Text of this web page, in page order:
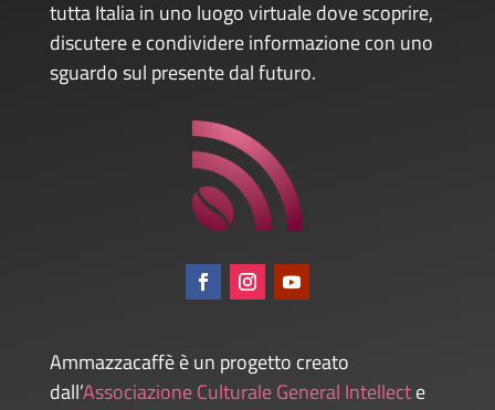
tutta Italia in uno luogo virtuale dove scoprire,
discutere e condividere informazione con uno
sguardo sul presente dal futuro.
Ammazzacaffè è un progetto creato
dall’Associazione Culturale General Intellecte